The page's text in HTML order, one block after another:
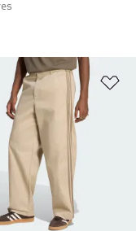
lista de deseos